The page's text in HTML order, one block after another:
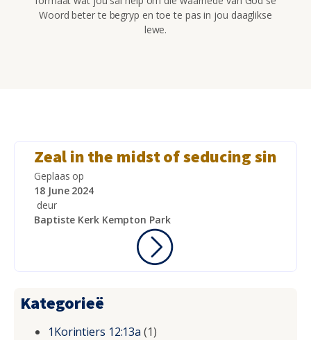
Woord beter te begryp en toe te pas in jou daaglikse
lewe.
Zeal in the midst of seducing sin
Geplaas op
18 June 2024
deur
Baptiste Kerk Kempton Park
Kategorieë
1Korintiers 12:13a (1)